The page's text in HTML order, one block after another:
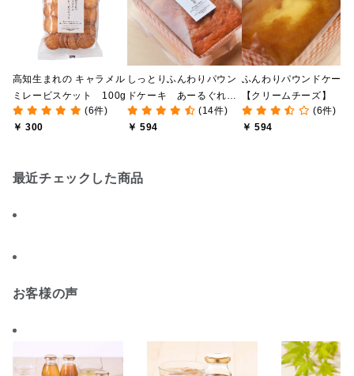
高知生まれの キャラメル
ミレービスケット 100g
(6件)
￥ 300
しっとりふんわりパウン
ドケーキ あーるぐれい
紅茶
(14件)
￥ 594
ふんわりパウンドケーキ
【クリームチーズ】
(6件)
￥ 594
最近チェックした商品
お客様の声